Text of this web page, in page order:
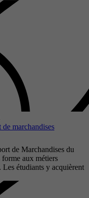
marchandises
de Marchandises du
aux métiers
Les étudiants y acquièrent